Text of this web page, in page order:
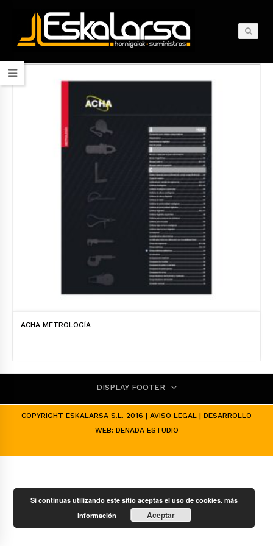
ACHA METROLOGÍA
DISPLAY FOOTER
COPYRIGHT ESKALARSA S.L. 2016 | AVISO LEGAL | DESARROLLO
WEB: DENADA ESTUDIO
Si continuas utilizando este sitio aceptas el uso de cookies.más
información
Aceptar